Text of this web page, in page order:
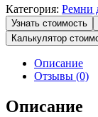
Категория: Ремни
Узнать стоимость
Калькулятор
Описание
Отзывы (0)
Описание